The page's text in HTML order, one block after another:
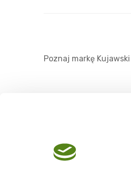
Poznaj markę Kujawski
Regulamin